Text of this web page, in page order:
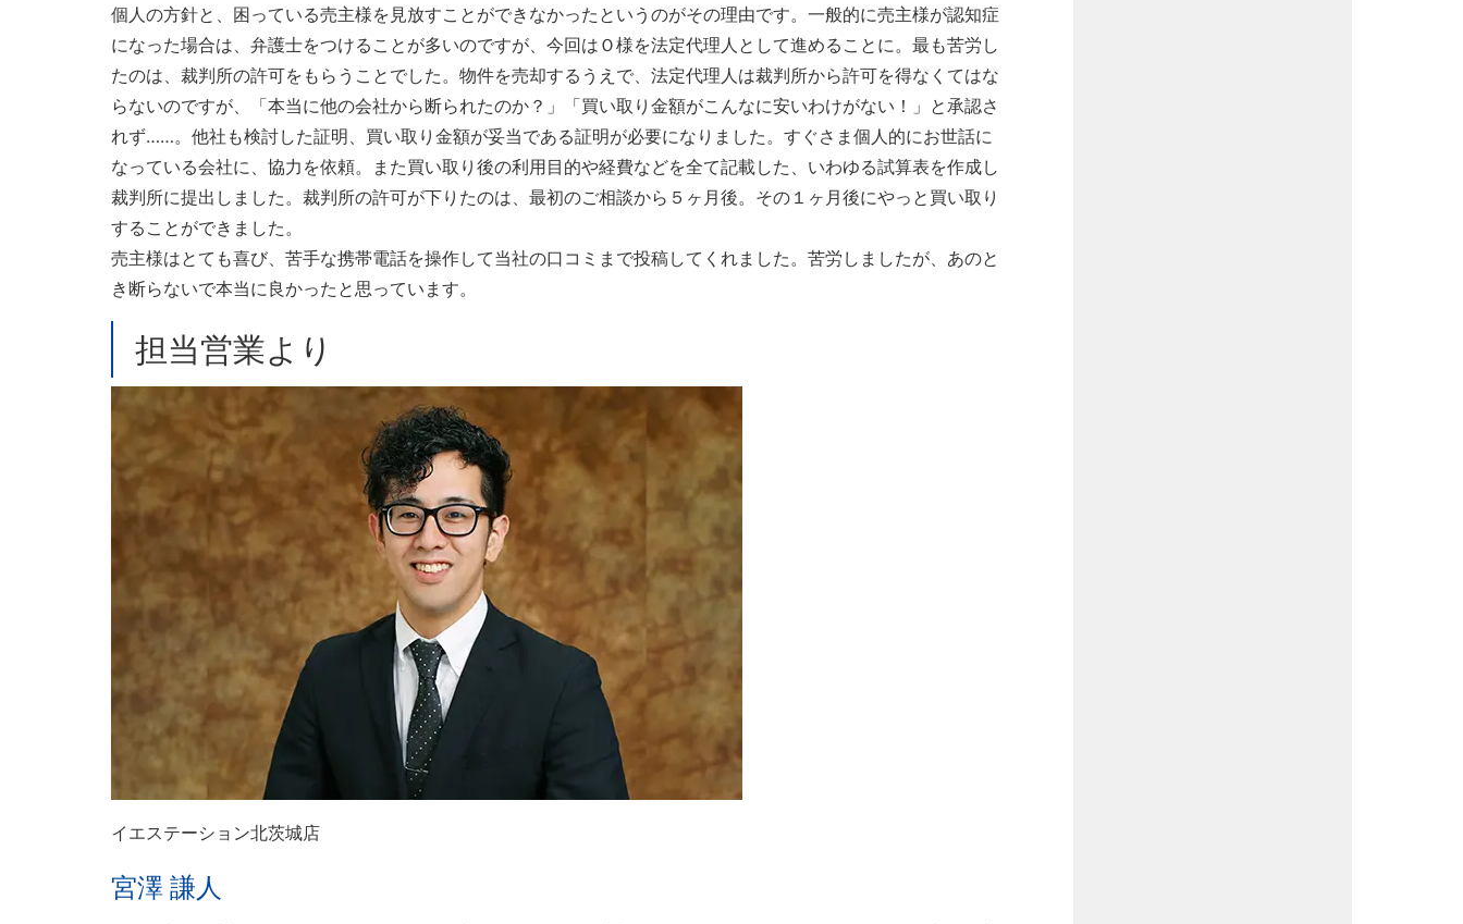
個人の方針と、困っている売主様を見放すことができなかったというのがその理由です。一般的に売主様が認知症
になった場合は、弁護士をつけることが多いのですが、今回はＯ様を法定代理人として進めることに。最も苦労し
たのは、裁判所の許可をもらうことでした。物件を売却するうえで、法定代理人は裁判所から許可を得なくてはな
らないのですが、「本当に他の会社から断られたのか？」「買い取り金額がこんなに安いわけがない！」と承認さ
れず……。他社も検討した証明、買い取り金額が妥当である証明が必要になりました。すぐさま個人的にお世話に
なっている会社に、協力を依頼。また買い取り後の利用目的や経費などを全て記載した、いわゆる試算表を作成し
裁判所に提出しました。裁判所の許可が下りたのは、最初のご相談から５ヶ月後。その１ヶ月後にやっと買い取り
することができました。
売主様はとても喜び、苦手な携帯電話を操作して当社の口コミまで投稿してくれました。苦労しましたが、あのと
き断らないで本当に良かったと思っています。
担当営業より
イエステーション北茨城店
宮澤 謙人